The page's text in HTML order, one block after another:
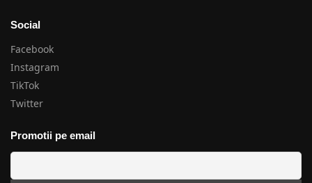
Social
Facebook
Instagram
TikTok
Twitter
Promotii pe email